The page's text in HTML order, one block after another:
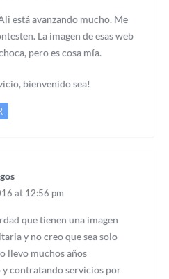
está avanzando mucho. Me
La imagen de esas web
pero es cosa mía.
bienvenido sea!
at 12:56 pm
que tienen una imagen
y no creo que sea solo
llevo muchos años
y contratando servicios por